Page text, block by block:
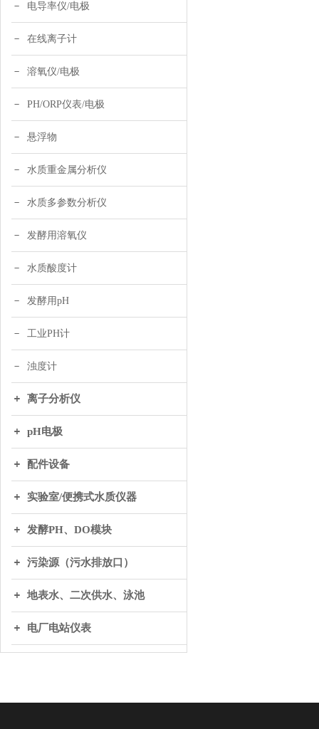
电导率仪/电极
在线离子计
溶氧仪/电极
PH/ORP仪表/电极
悬浮物
水质重金属分析仪
水质多参数分析仪
发酵用溶氧仪
水质酸度计
发酵用pH
工业PH计
浊度计
离子分析仪
pH电极
配件设备
实验室/便携式水质仪器
发酵PH、DO模块
污染源（污水排放口）
地表水、二次供水、泳池
电厂电站仪表